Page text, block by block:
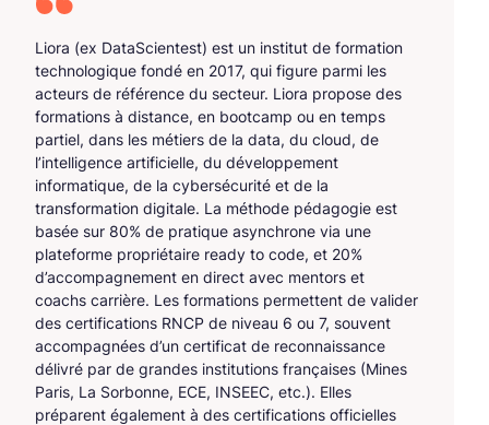
Liora (ex DataScientest) est un institut de formation
technologique fondé en 2017, qui figure parmi les
acteurs de référence du secteur. Liora propose des
formations à distance, en bootcamp ou en temps
partiel, dans les métiers de la data, du cloud, de
l’intelligence artificielle, du développement
informatique, de la cybersécurité et de la
transformation digitale. La méthode pédagogie est
basée sur 80% de pratique asynchrone via une
plateforme propriétaire ready to code, et 20%
d’accompagnement en direct avec mentors et
coachs carrière. Les formations permettent de valider
des certifications RNCP de niveau 6 ou 7, souvent
accompagnées d’un certificat de reconnaissance
délivré par de grandes institutions françaises (Mines
Paris, La Sorbonne, ECE, INSEEC, etc.). Elles
préparent également à des certifications officielles